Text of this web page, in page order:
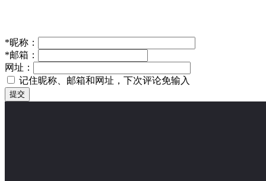
*昵称：
*邮箱：
网址：
记住昵称、邮箱和网址，下次评论免输入
提交